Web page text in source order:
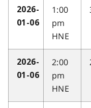
2026-
01-06
1:00
pm
HNE
2026-
01-06
2:00
pm
HNE